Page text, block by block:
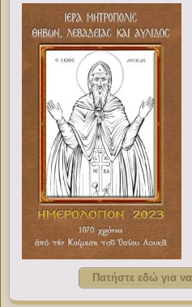
Πατήστε εδώ για